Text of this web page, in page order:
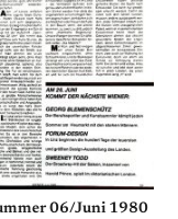
06/Juni 1980